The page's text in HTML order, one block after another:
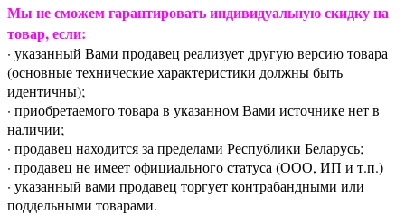
Мы не сможем гарантировать индивидуальную скидку на
товар, если:
· указанный Вами продавец реализует другую версию товара
(основные технические характеристики должны быть
идентичны);
· приобретаемого товара в указанном Вами источнике нет в
наличии;
· продавец находится за пределами Республики Беларусь;
· продавец не имеет официального статуса (ООО, ИП и т.п.)
· указанный вами продавец торгует контрабандными или
поддельными товарами.